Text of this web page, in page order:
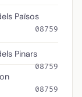
Països
08759
Pinars
08759
08759